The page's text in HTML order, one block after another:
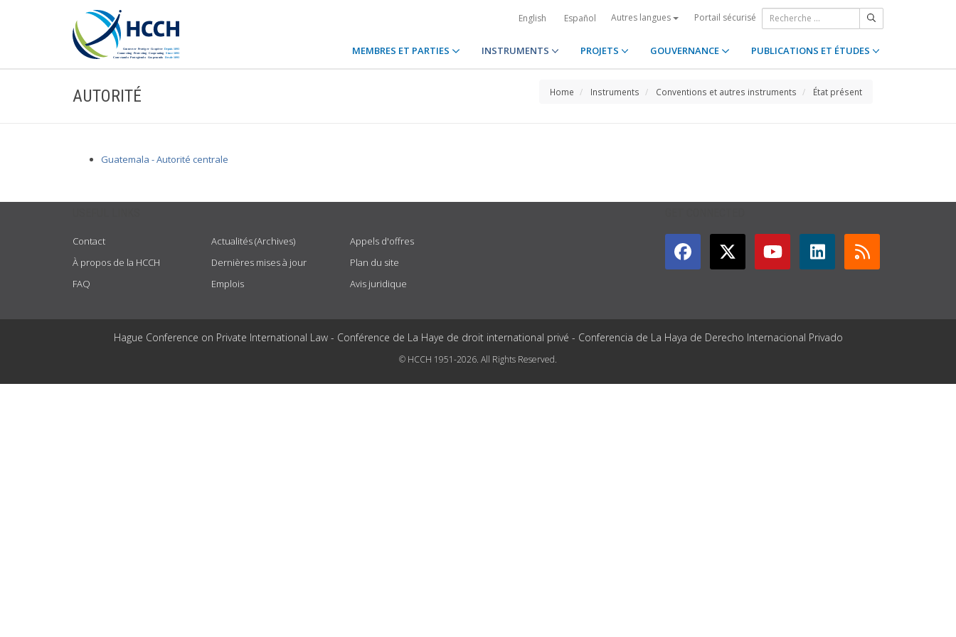
English Español Autres langues Portail sécurisé
MEMBRES ET PARTIES INSTRUMENTS PROJETS GOUVERNANCE PUBLICATIONS ET ÉTUDES
AUTORITÉ Home Instruments Conventions et autres instruments État présent
Guatemala - Autorité centrale
Contact
À propos de la HCCH
FAQ
Actualités (Archives)
Dernières mises à jour
Emplois
Appels d'offres
Plan du site
Avis juridique
Hague Conference on Private International Law - Conférence de La Haye de droit international privé - Conferencia de La Haya de Derecho Internacional Privado
© HCCH 1951-2026. All Rights Reserved.